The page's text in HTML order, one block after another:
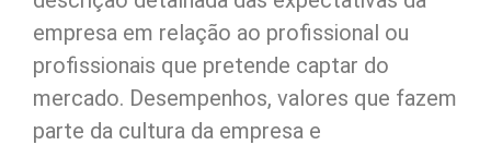
empresa em relação ao profissional ou
profissionais que pretende captar do
mercado. Desempenhos, valores que fazem
parte da cultura da empresa e